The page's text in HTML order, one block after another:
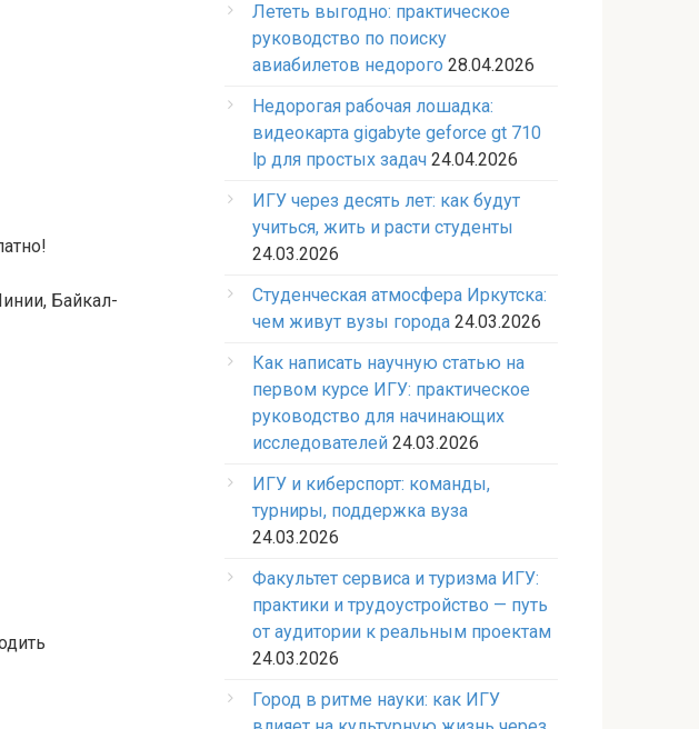
!
Байкал-
Лететь выгодно: практическое
руководство по поиску
авиабилетов недорого 28.04.2026
Недорогая рабочая лошадка:
видеокарта gigabyte geforce gt 710
lp для простых задач 24.04.2026
ИГУ через десять лет: как будут
учиться, жить и расти студенты
24.03.2026
Студенческая атмосфера Иркутска:
чем живут вузы города 24.03.2026
Как написать научную статью на
первом курсе ИГУ: практическое
руководство для начинающих
исследователей 24.03.2026
ИГУ и киберспорт: команды,
турниры, поддержка вуза
24.03.2026
Факультет сервиса и туризма ИГУ:
практики и трудоустройство — путь
от аудитории к реальным проектам
24.03.2026
Город в ритме науки: как ИГУ